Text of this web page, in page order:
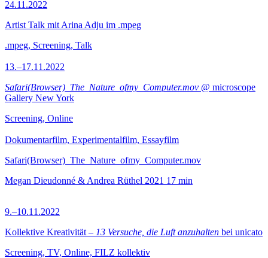
24.11.2022
Artist Talk mit Arina Adju im .mpeg
.mpeg, Screening, Talk
13.–17.11.2022
Safari(Browser)_The_Nature_ofmy_Computer.mov @ microscope
Gallery New York
Screening, Online
Dokumentarfilm, Experimentalfilm, Essayfilm
Safari(Browser)_The_Nature_ofmy_Computer.mov
Megan Dieudonné & Andrea Rüthel 2021 17 min
9.–10.11.2022
Kollektive Kreativität – 13 Versuche, die Luft anzuhalten bei unicato
Screening, TV, Online, FILZ kollektiv